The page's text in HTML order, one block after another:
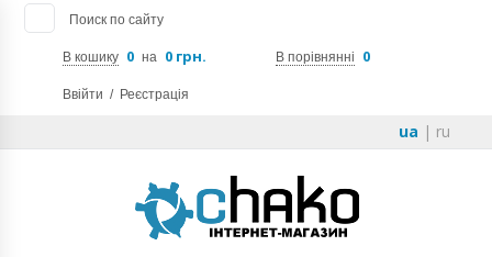
Поиск по сайту
В кошику 0 на 0 грн. В порівнянні 0
Ввійти / Реєстрація
ua | ru